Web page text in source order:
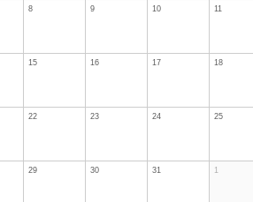
8 9 10 11
15 16 17 18
22 23 24 25
29 30 31 1